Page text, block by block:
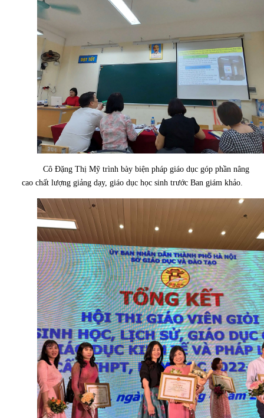
Cô Đặng Thị Mỹ trình bày biện pháp giáo dục góp phần nâng
cao chất lượng giảng dạy, giáo dục học sinh trước Ban giám khảo.